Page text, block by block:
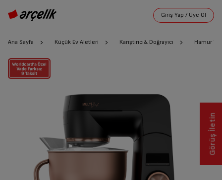
Ana Sayfa Küçük Ev Aletleri Karıştırıcı& Doğrayıcı Hamur
Görüş İletin